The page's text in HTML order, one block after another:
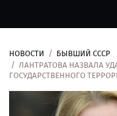
Новости
Рубрики
НОВОСТИ
БЫВШИЙ СССР
ЛАНТРАТОВА НАЗВАЛА
ГОСУДАРСТВЕННОГО